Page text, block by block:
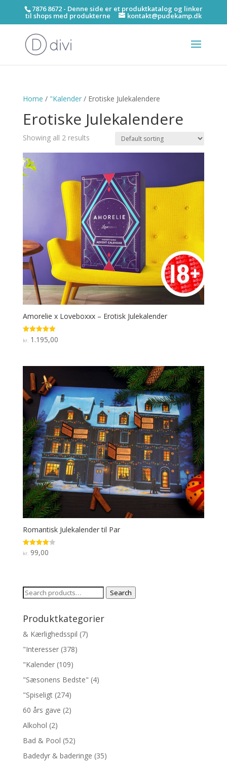
7876 8672 - Denne side er et produktkatalog og linker
til shops med produkterne kontakt@pudekamp.dk
Home / "Kalender/ Erotiske Julekalendere
Erotiske Julekalendere
Showing all 2 results
Amorelie x Loveboxxx – Erotisk Julekalender
Rated
5
kr. 1.195,00
Romantisk Julekalender til Par
Rated
4.1
kr.99,00
Search
Search
Produktkategorier
& Kærlighedsspil (7)
"Interesser (378)
"Kalender (109)
"Sæsonens Bedste" (4)
"Spiseligt (274)
60 års gave (2)
Alkohol (2)
Bad & Pool (52)
Badedyr & baderinge (35)